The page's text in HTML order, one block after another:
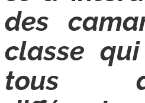
des
classe
tous